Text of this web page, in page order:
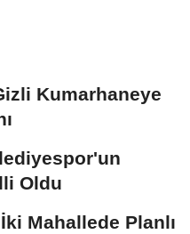
Kumarhaneye
Oldu
Mahallede Planlı